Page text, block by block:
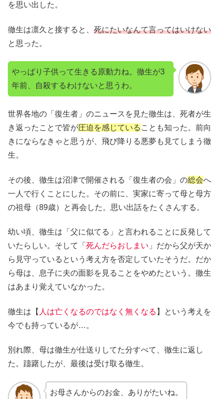
を思い出した。
徹生は凛久と接すると、 死にたいなんて言ってはいけない
と思った。
やっぱり子供って生きる原動力ね。徹生が3
年前、自殺するわけないと思うわ。
世界各地の「復生者」のニュースを見た徹生は、死者が生
き返ったことで皆が圧迫を感じている ことも知った。前向
きにならなきゃと思うが、飛び降りる悪夢も見てしまう徹
生。
その後、徹生は沼津で開催される「復生者の会」の総会へ
一人で行くことにした。その前に、実家に寄って母と母方
の祖母（89歳）と再会した。思い出話をたくさんする。
幼い頃、徹生は「父に似てる」と言われることに反発して
いたらしい。そして「 死んだらおしまい 」だから父が天か
ら見守っているという考え方を否定していたそうだ。だか
ら母は、息子に夫の面影を見ることをやめたという。徹生
はあまり覚えていなかった。
徹生は【 人は亡くなるのではなく無くなる 】という考えを
今でも持っているが…。
別れ際、母は徹生が仕送りしてた分すべて、徹生に返し
た。躊躇したが、最後は受け取る徹生。
お母さんからのお金、ありがたいね。